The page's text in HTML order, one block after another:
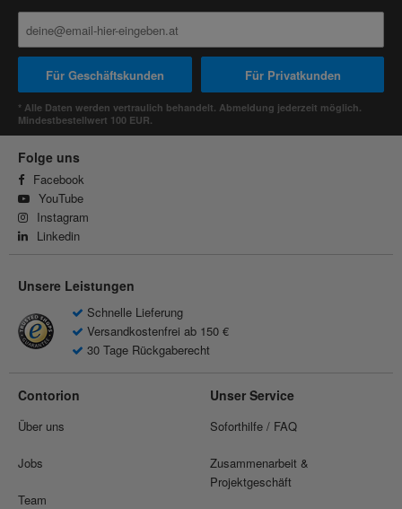
Für Geschäftskunden Für Privatkunden
* Alle Daten werden vertraulich behandelt. Abmeldung jederzeit möglich.
Mindestbestellwert 100 EUR.
Folge uns
Facebook
YouTube
Instagram
Linkedin
Unsere Leistungen
Schnelle Lieferung
Versandkostenfrei ab 150 €
30 Tage Rückgaberecht
Contorion
Über uns
Jobs
Team
Unser Service
Soforthilfe / FAQ
Zusammenarbeit &
Projektgeschäft